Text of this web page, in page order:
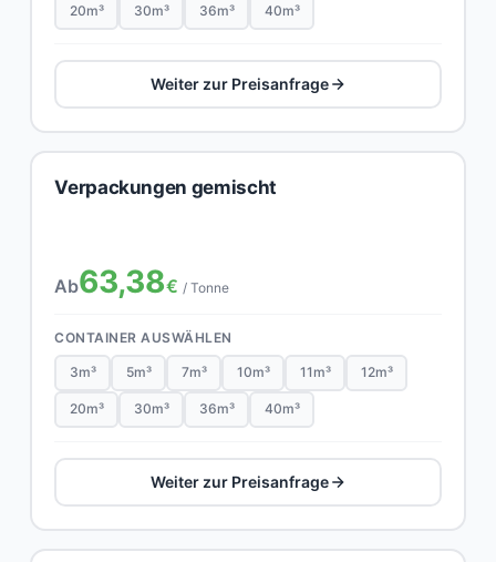
20m³ 30m³ 36m³ 40m³
Weiter zur Preisanfrage
Verpackungen gemischt
Ab63,38€ / Tonne
CONTAINER AUSWÄHLEN
3m³ 5m³ 7m³ 10m³ 11m³ 12m³
20m³ 30m³ 36m³ 40m³
Weiter zur Preisanfrage